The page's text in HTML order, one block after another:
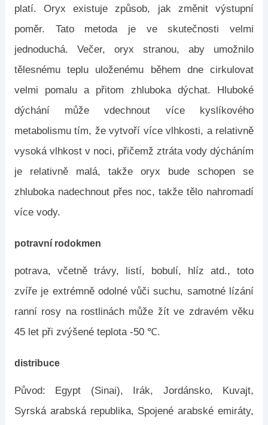
platí. Oryx existuje způsob, jak změnit výstupní
poměr. Tato metoda je ve skutečnosti velmi
jednoduchá. Večer, oryx stranou, aby umožnilo
tělesnému teplu uloženému během dne cirkulovat
velmi pomalu a přitom zhluboka dýchat. Hluboké
dýchání může vdechnout více kyslíkového
metabolismu tím, že vytvoří více vlhkosti, a relativně
vysoká vlhkost v noci, přičemž ztráta vody dýcháním
je relativně malá, takže oryx bude schopen se
zhluboka nadechnout přes noc, takže tělo nahromadí
více vody.
potravní rodokmen
potrava, včetně trávy, listí, bobulí, hlíz atd., toto
zvíře je extrémně odolné vůči suchu, samotné lízání
ranní rosy na rostlinách může žít ve zdravém věku
45 let při zvýšené teplota -50 ℃.
distribuce
Původ: Egypt (Sinai), Irák, Jordánsko, Kuvajt,
Syrská arabská republika, Spojené arabské emiráty,